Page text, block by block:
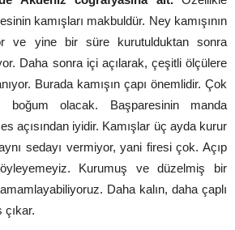
kamışları makbuldür. Ney kamışının
ve yine bir süre kurutulduktan sonra
Daha sonra içi açılarak, çeşitli ölçülere
Burada kamışın çapı önemlidir. Çok
boğum olacak. Başparesinin manda
açısından iyidir. Kamışlar üç ayda kurur
sedayı vermiyor, yani firesi çok. Açıp
Kurumuş ve düzelmiş bir
Daha kalın, daha çaplı